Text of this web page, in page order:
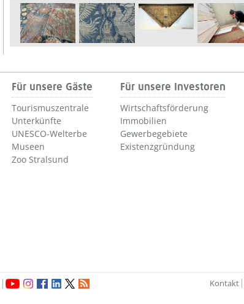
Für unsere Gäste
Tourismuszentrale
Unterkünfte
UNESCO-Welterbe
Museen
Zoo Stralsund
Für unsere Investoren
Wirtschaftsförderung
Immobilien
Gewerbegebiete
Existenzgründung
Kontakt